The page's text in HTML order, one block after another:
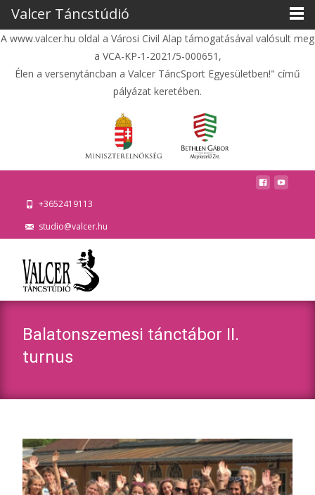
A www.valcer.hu oldal a Városi Civil Alap támogatásával valósult meg
a VCA-KP-1-2021/5-000651,
Élen a versenytáncban a Valcer TáncSport Egyesületben!" című
pályázat keretében.
+3652419113
studio@valcer.hu
Balatonszemesi tánctábor II.
turnus
Valcer Táncstúdió